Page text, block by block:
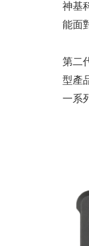
神基
能面
第二
型產
一系